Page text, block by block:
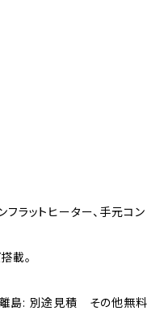
ラットヒーター、手元コン
載。
島: 別途見積 その他無料